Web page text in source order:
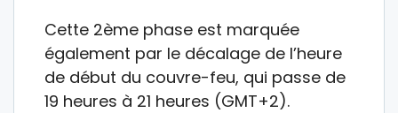
Cette 2ème phase est marquée
également par le décalage de l’heure
de début du couvre-feu, qui passe de
19 heures à 21 heures (GMT+2).